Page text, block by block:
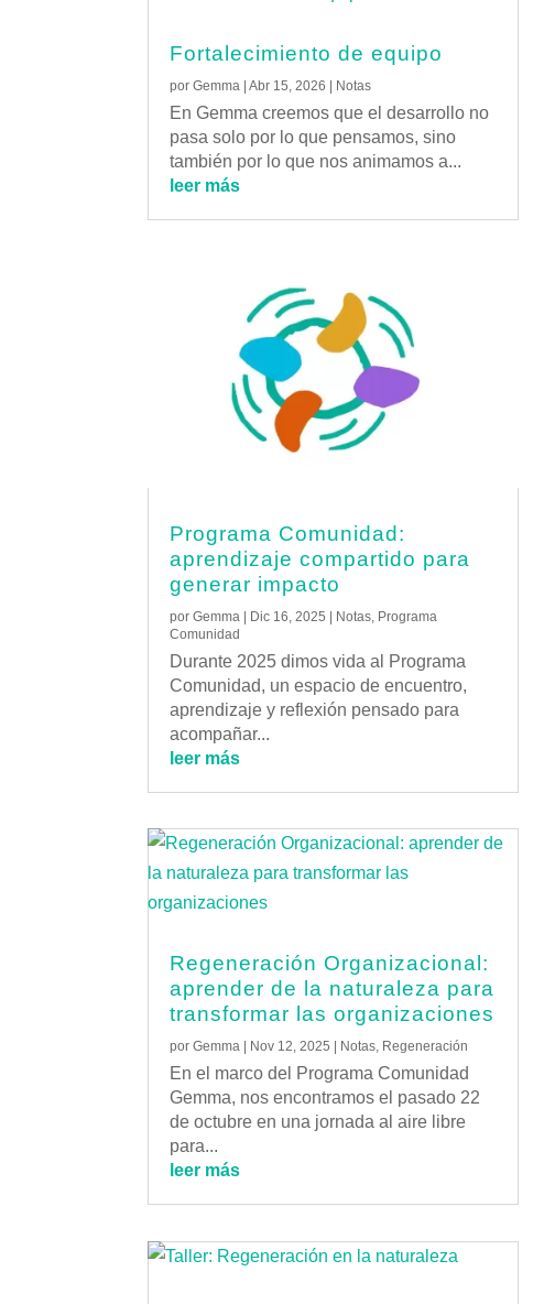
Fortalecimiento de equipo
porGemma |Abr 15, 2026 Notas
En Gemma creemos que el desarrollo no
pasa solo por lo que pensamos, sino
también por lo que nos animamos a...
leer más
Programa Comunidad:
aprendizaje compartido para
generar impacto
porGemma Dic 16, 2025 Notas, Programa
Comunidad
Durante 2025 dimos vida al Programa
Comunidad, un espacio de encuentro,
aprendizaje y reflexión pensado para
acompañar...
leer más
Regeneración Organizacional:
aprender de la naturaleza para
transformar las organizaciones
porGemma Nov 12, 2025 Notas, Regeneración
En el marco del Programa Comunidad
Gemma, nos encontramos el pasado 22
de octubre en una jornada al aire libre
para...
leer más